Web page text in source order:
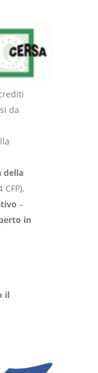
da
della
CFP),
–
in
il